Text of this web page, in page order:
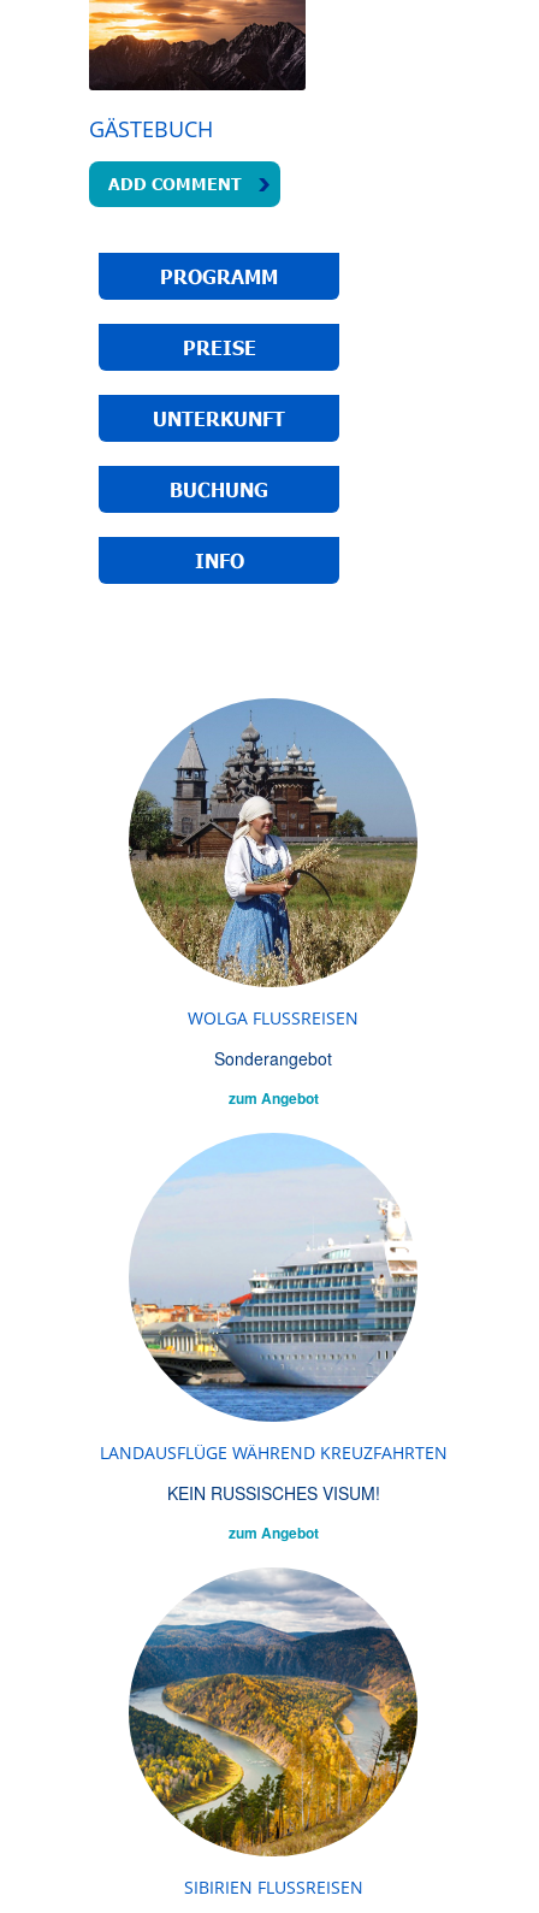
GÄSTEBUCH
ADD COMMENT
PROGRAMM
PREISE
UNTERKUNFT
BUCHUNG
INFO
WOLGA FLUSSREISEN
Sonderangebot
zum Angebot
LANDAUSFLÜGE WÄHREND KREUZFAHRTEN
KEIN RUSSISCHES VISUM!
zum Angebot
SIBIRIEN FLUSSREISEN